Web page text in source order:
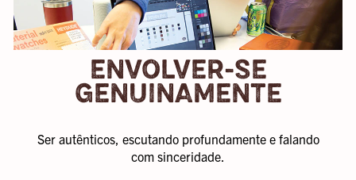
ENVOLVER-SE
GENUINAMENTE
Ser autênticos, escutando profundamente e falando
com sinceridade.